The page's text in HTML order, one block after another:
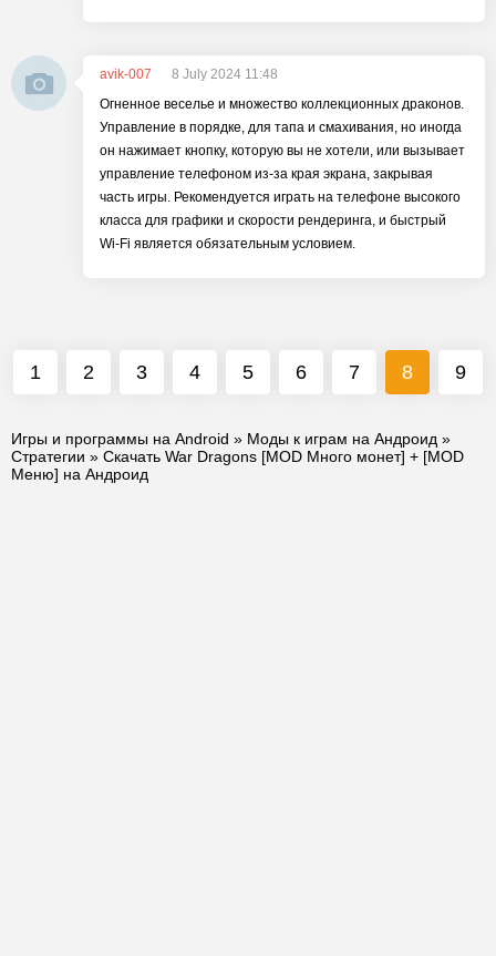
avik-007
8 July 2024 11:48
Огненное веселье и множество коллекционных драконов.
Управление в порядке, для тапа и смахивания, но иногда
он нажимает кнопку, которую вы не хотели, или вызывает
управление телефоном из-за края экрана, закрывая
часть игры. Рекомендуется играть на телефоне высокого
класса для графики и скорости рендеринга, и быстрый
Wi-Fi является обязательным условием.
1 2 3 4 5 6 7 8 9
Игры и программы на Android » Моды к играм на Андроид »
Стратегии » Скачать War Dragons [MOD Много монет] + [MOD
Меню] на Андроид